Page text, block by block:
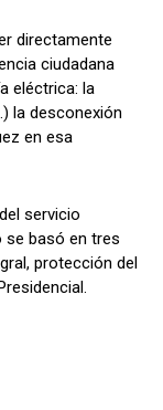
directamente
ciudadana
eléctrica: la
la desconexión
en esa
servicio
se basó en tres
protección del